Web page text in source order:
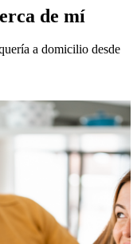
de mí
a domicilio desde